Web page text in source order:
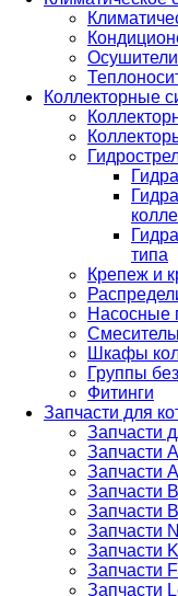
Коллекторные
типа
Крепеж и
Насосные
Шкафы
Группы
Фитинги
Запчасти для
Запчасти
Запчасти
Запчасти
Запчасти
Запчасти
Запчасти
Запчасти
Запчасти
Запчасти